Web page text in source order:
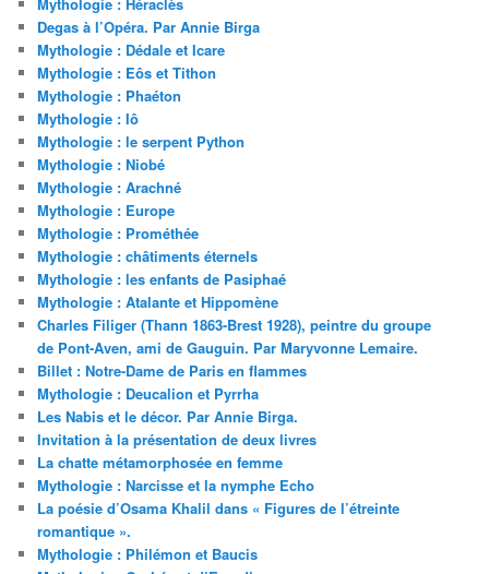
Degas à l’Opéra. Par Annie Birga
Mythologie : Dédale et Icare
Mythologie : Eôs et Tithon
Mythologie : Phaéton
Mythologie : Iô
Mythologie : le serpent Python
Mythologie : Niobé
Mythologie : Arachné
Mythologie : Europe
Mythologie : Prométhée
Mythologie : châtiments éternels
Mythologie : les enfants de Pasiphaé
Mythologie : Atalante et Hippomène
Charles Filiger (Thann 1863-Brest 1928), peintre du groupe
de Pont-Aven, ami de Gauguin. Par Maryvonne Lemaire.
Billet : Notre-Dame de Paris en flammes
Mythologie : Deucalion et Pyrrha
Les Nabis et le décor. Par Annie Birga.
Invitation à la présentation de deux livres
La chatte métamorphosée en femme
Mythologie : Narcisse et la nymphe Echo
La poésie d’Osama Khalil dans « Figures de l’étreinte
romantique ».
Mythologie : Philémon et Baucis